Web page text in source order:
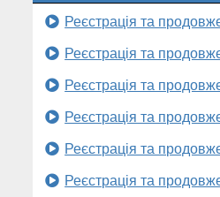
Реєстрація та
Реєстрація та
Реєстрація та
Реєстрація та
Реєстрація та
Реєстрація та